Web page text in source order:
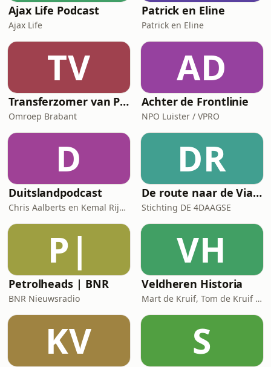
Ajax Life Podcast
Ajax Life
Patrick en Eline
Patrick en Eline
TV
Transferzomer van PSV
Omroep Brabant
AD
Achter de Frontlinie
NPO Luister / VPRO
D
Duitslandpodcast
Chris Aalberts en Kemal Rijken
DR
De route naar de Via Gladiola: de officiële podcast van de 4Daagse
Stichting DE 4DAAGSE
P|
Petrolheads | BNR
BNR Nieuwsradio
VH
Veldheren Historia
Mart de Kruif, Tom de Kruif / National Geographic Historia, Corti Media
KV S